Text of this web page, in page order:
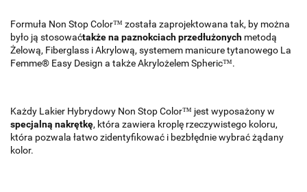
Formuła Non Stop Color™ została zaprojektowana tak, by można
było ją stosowaćtakże na paznokciach przedłużonych metodą
Żelową, Fiberglass i Akrylową, systemem manicure tytanowego La
Femme® Easy Design a także Akrylożelem Spheric™.
Każdy Lakier Hybrydowy Non Stop Color™ jest wyposażony w
specjalną nakrętkę, która zawiera kroplę rzeczywistego koloru,
która pozwala łatwo zidentyfikować i bezbłędnie wybrać żądany
kolor.